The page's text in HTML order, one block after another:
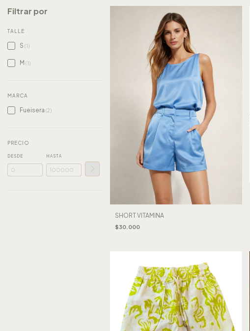
Filtrar por
TALLE
S (1)
M (1)
MARCA
Fueisera (2)
PRECIO
DESDE HASTA
SHORT VITAMINA
$30.000